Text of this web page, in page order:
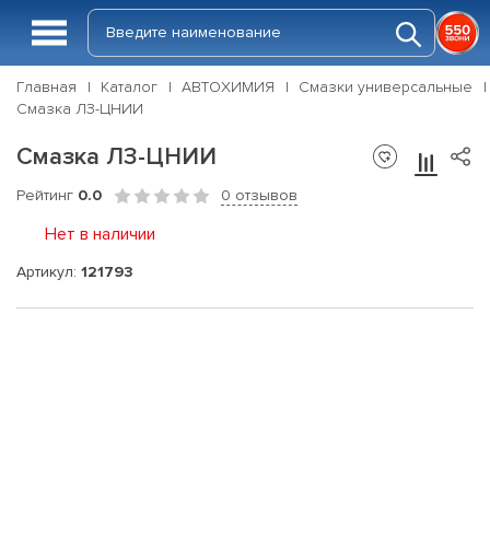
Главная Каталог АВТОХИМИЯ
Смазки универсальные
Смазка ЛЗ-ЦНИИ
Смазка ЛЗ-ЦНИИ
Рейтинг 0.0 0 отзывов
Нет в наличии
Артикул: 121793